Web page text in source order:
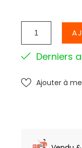
Derniers
Ajouter à